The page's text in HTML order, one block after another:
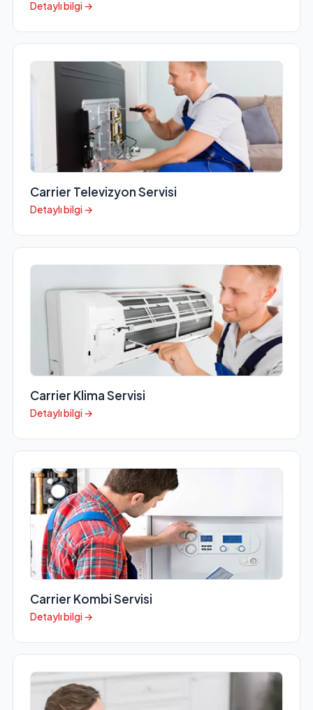
Detaylı bilgi →
Carrier Televizyon Servisi
Detaylı bilgi →
Carrier Klima Servisi
Detaylı bilgi →
Carrier Kombi Servisi
Detaylı bilgi →